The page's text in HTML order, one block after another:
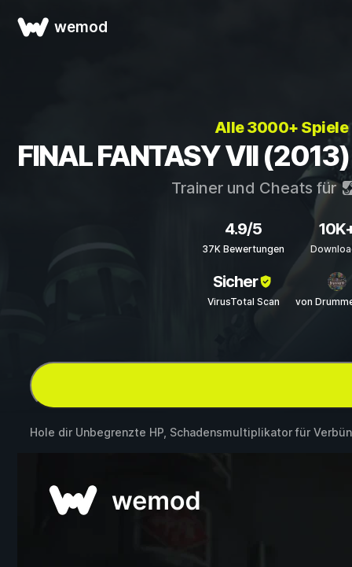
wemod
Alle 3000+
FINAL FANTASY VII
Trainer und Cheats für
4.9/5
37K Bewertungen
Sicher
VirusTotal Scan von
Hole dir Unbegrenzte HP, Schadensmultiplikator für